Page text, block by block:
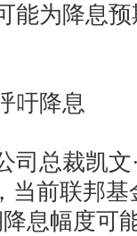
能为降息
吁降息
总裁凯文
当前联邦
息幅度可